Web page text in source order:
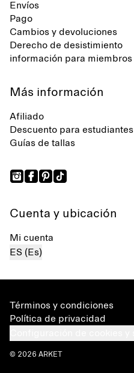
Envíos
Pago
Cambios y devoluciones
Derecho de desistimiento
información para miembros
Más información
Afiliado
Descuento para estudiantes
Guías de tallas
Cuenta y ubicación
Mi cuenta
ES (Es)
Términos y condiciones
Política de privacidad
© 2026 ARKET